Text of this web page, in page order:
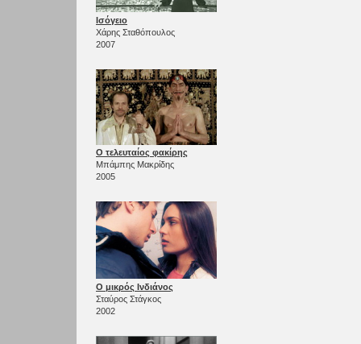
Ισόγειο
Χάρης Σταθόπουλος
2007
Ο τελευταίος φακίρης
Μπάμπης Μακρίδης
2005
Ο μικρός Ινδιάνος
Σταύρος Στάγκος
2002